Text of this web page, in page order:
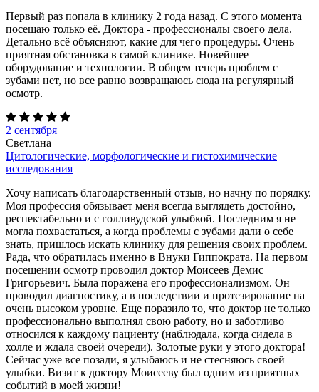
Первый раз попала в клинику 2 года назад. С этого момента
посещаю только её. Доктора - профессионалы своего дела.
Детально всё объясняют, какие для чего процедуры. Очень
приятная обстановка в самой клинике. Новейшее
оборудование и технологии. В общем теперь проблем с
зубами нет, но все равно возвращаюсь сюда на регулярный
осмотр.
2 сентября
Светлана
Цитологические, морфологические и гистохимические
исследования
Хочу написать благодарственный отзыв, но начну по порядку.
Моя профессия обязывает меня всегда выглядеть достойно,
респектабельно и с голливудской улыбкой. Последним я не
могла похвастаться, а когда проблемы с зубами дали о себе
знать, пришлось искать клинику для решения своих проблем.
Рада, что обратилась именно в Внуки Гиппократа. На первом
посещении осмотр проводил доктор Моисеев Демис
Григорьевич. Была поражена его профессионализмом. Он
проводил диагностику, а в последствии и протезирование на
очень высоком уровне. Еще поразило то, что доктор не только
профессионально выполнял свою работу, но и заботливо
относился к каждому пациенту (наблюдала, когда сидела в
холле и ждала своей очереди). Золотые руки у этого доктора!
Сейчас уже все позади, я улыбаюсь и не стесняюсь своей
улыбки. Визит к доктору Моисееву был одним из приятных
событий в моей жизни!